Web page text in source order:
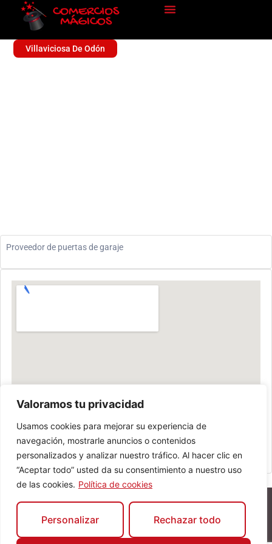
Valoramos tu privacidad
Usamos cookies para mejorar su experiencia de
navegación, mostrarle anuncios o contenidos
personalizados y analizar nuestro tráfico. Al hacer clic en
“Aceptar todo” usted da su consentimiento a nuestro uso
de las cookies. Política de cookies
Personalizar Rechazar todo
Villaviciosa De Odón
Proveedor de puertas de garaje